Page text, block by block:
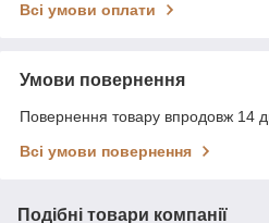
Всі умови оплати
Умови повернення
Повернення товару впродовж 14
Всі умови повернення
Подібні товари компанії